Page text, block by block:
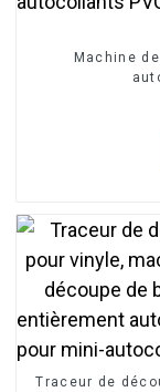
Machine
Traceur de